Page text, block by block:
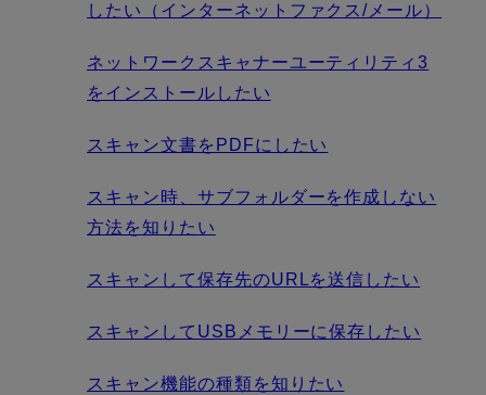
したい（インターネットファクス/メール）
ネットワークスキャナーユーティリティ3
をインストールしたい
スキャン文書をPDFにしたい
スキャン時、サブフォルダーを作成しない
方法を知りたい
スキャンして保存先のURLを送信したい
スキャンしてUSBメモリーに保存したい
スキャン機能の種類を知りたい